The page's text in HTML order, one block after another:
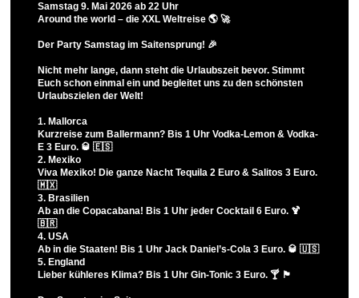
Samstag 9. Mai 2026 ab 22 Uhr
Around the world – die XXL Weltreise 🌎 🚀
Der Party Samstag im Saitensprung! 🎉
Nicht mehr lange, dann steht die Urlaubszeit bevor. Stimmt
Euch schon einmal ein und begleitet uns zu den schönsten
Urlaubszielen der Welt!
1. Mallorca
Kurzreise zum Ballermann? Bis 1 Uhr Vodka-Lemon & Vodka-
E 3 Euro. 🥃 🇪🇸
2. Mexiko
Viva Mexiko! Die ganze Nacht Tequila 2 Euro & Salitos 3 Euro.
🇲🇽
3. Brasilien
Ab an die Copacabana! Bis 1 Uhr jeder Cocktail 6 Euro. 🍹
🇧🇷
4. USA
Ab in die Staaten! Bis 1 Uhr Jack Daniel’s-Cola 3 Euro. 🥃 🇺🇸
5. England
Lieber kühleres Klima? Bis 1 Uhr Gin-Tonic 3 Euro. 🍸 🏴󠁧󠁢󠁥󠁮󠁧󠁿